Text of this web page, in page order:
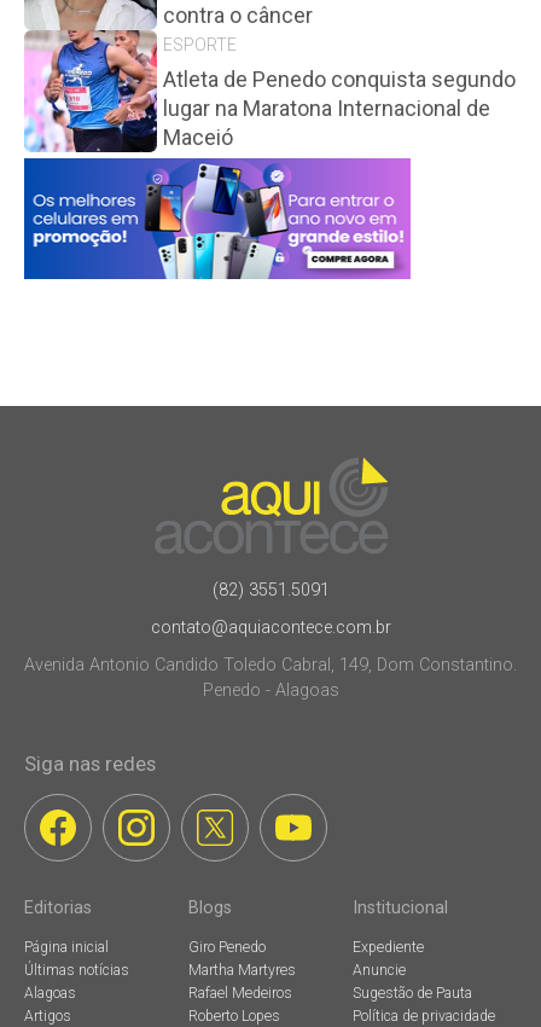
contra o câncer
ESPORTE
Atleta de Penedo conquista segundo
lugar na Maratona Internacional de
Maceió
(82) 3551.5091
contato@aquiacontece.com.br
Avenida Antonio Candido Toledo Cabral, 149, Dom Constantino.
Penedo - Alagoas
Siga nas redes
Editorias
Página inicial
Últimas notícias
Alagoas
Artigos
Blogs
Giro Penedo
Martha Martyres
Rafael Medeiros
Roberto Lopes
Institucional
Expediente
Anuncie
Sugestão de Pauta
Política de privacidade